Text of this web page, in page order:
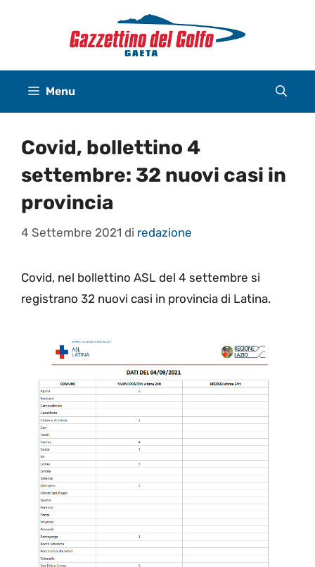
Menu
Covid, bollettino 4
settembre: 32 nuovi casi in
provincia
4 Settembre 2021 di redazione
Covid, nel bollettino ASL del 4 settembre si
registrano 32 nuovi casi in provincia di Latina.